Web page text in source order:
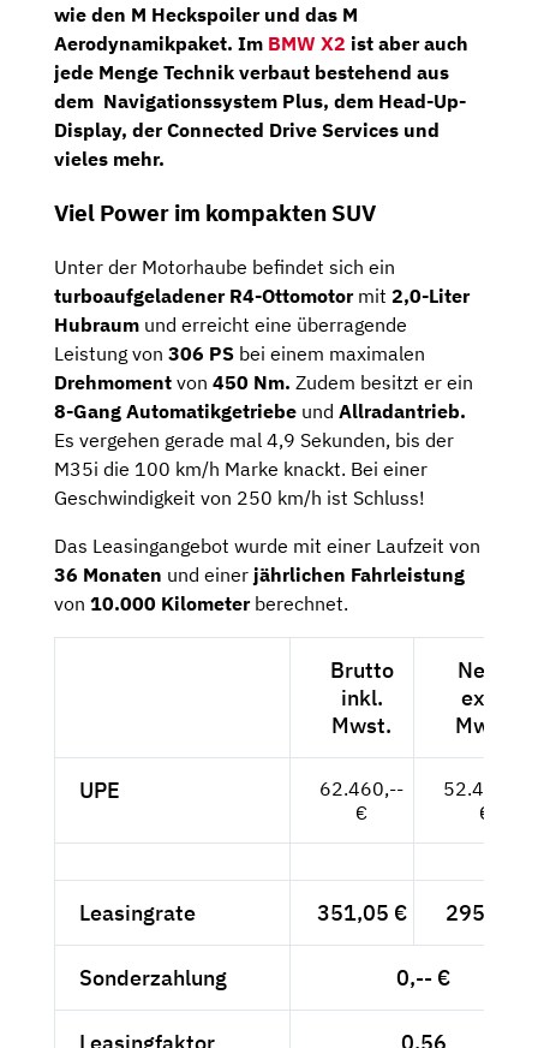
wie den M Heckspoilerund das M
Aerodynamikpaket. Im BMW X2 ist aber auch
jede Menge Technik verbaut bestehend aus
dem Navigationssystem Plus, dem Head-Up-
Display, derConnected Drive Services und
vieles mehr.
Viel Power im kompakten SUV
Unter der Motorhaube befindet sich ein
turboaufgeladener R4-Ottomotormit 2,0-Liter
Hubraum und erreicht eine überragende
Leistung von 306 PS bei einem maximalen
Drehmoment von 450 Nm. Zudem besitzt er ein
8-Gang Automatikgetriebe und Allradantrieb.
Es vergehen gerade mal 4,9 Sekunden, bis der
M35i die 100 km/h Marke knackt. Bei einer
Geschwindigkeit von 250 km/h ist Schluss!
Das Leasingangebot wurde mit einer Laufzeit von
36 Monaten und einer jährlichen Fahrleistung
von 10.000 Kilometerberechnet.
Brutto
inkl.
Mwst.
Netto
exkl.
Mwst.
UPE
62.460,--
€
52.487,--
€
Leasingrate 351,05 € 295,-- €
Sonderzahlung 0,-- €